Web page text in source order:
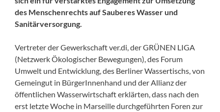
des Menschenrechts auf Sauberes Wasser und
Sanitärversorgung.
Vertreter der Gewerkschaft ver.di, der GRÜNEN LIGA
(Netzwerk Ökologischer Bewegungen), des Forum
Umwelt und Entwicklung, des Berliner Wassertischs, von
Gemeingut in BürgerInnenhand und der Allianz der
öffentlichen Wasserwirtschaft erklärten, dass nach den
erst letzte Woche in Marseille durchgeführten Foren zur